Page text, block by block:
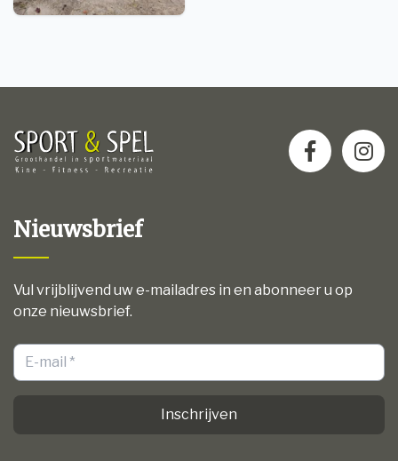
Nieuwsbrief
Vul vrijblijvend uw e-mailadres in en abonneer u op
onze nieuwsbrief.
Inschrijven